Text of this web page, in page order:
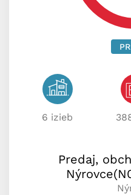
6 izieb
Predaj,